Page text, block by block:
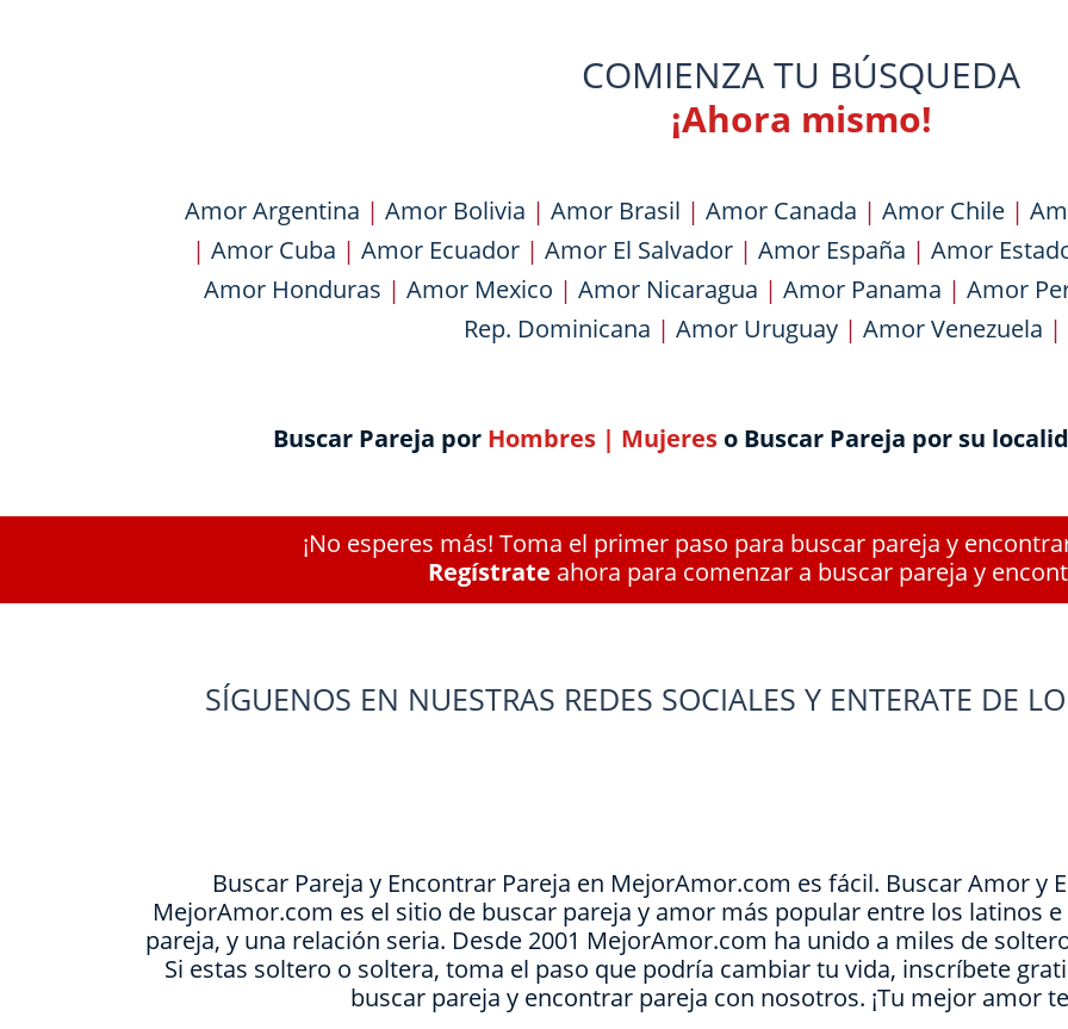
COMIENZA TU BÚSQUEDA
¡Ahora mismo!
Amor Argentina | Amor Bolivia | Amor Brasil | Amor Canada | Amor Chile |
| Amor Cuba | Amor Ecuador | Amor El Salvador | Amor España | Amor
Amor Honduras | Amor Mexico | Amor Nicaragua | Amor Panama | Amor
Rep. Dominicana | Amor Uruguay| Amor Venezuela |
Buscar Pareja por Hombres| Mujereso Buscar Pareja por su
¡No esperes más! Toma el primer paso para buscar pareja y
Regístrate ahora para comenzar a buscar pareja y
SÍGUENOS EN NUESTRAS REDES SOCIALES Y ENTERATE DE
Buscar Pareja y Encontrar Pareja en MejorAmor.com es fácil. Buscar Amor y
MejorAmor.com es el sitio de buscar pareja y amor más popular entre los latinos
pareja, y una relación seria. Desde 2001 MejorAmor.com ha unido a miles de
Si estas soltero o soltera, toma el paso que podría cambiar tu vida, inscríbete
buscar pareja y encontrar pareja con nosotros. ¡Tu mejor amor